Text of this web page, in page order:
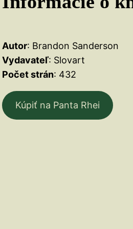
Autor: Brandon Sanderson
Vydavateľ: Slovart
Počet strán: 432
Kúpiť na Panta Rhei